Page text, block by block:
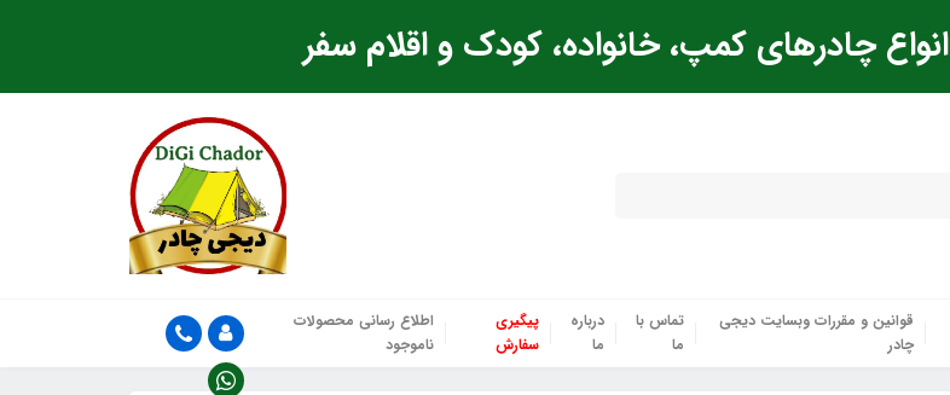
چادرهای کمپ، خانواده، کودک و اقلام سفر
قوانین و مقررات وبسایت دیجی
چادر
تماس با
ما
درباره
ما
پیگیری
سفارش
اطلاع رسانی محصولات
ناموجود